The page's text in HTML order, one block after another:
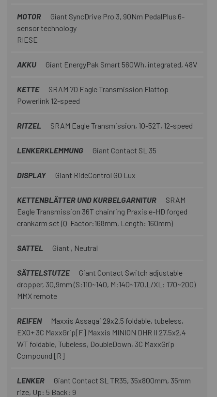
MOTOR
Giant SyncDrive Pro 3, 90Nm PedalPlus 6-
sensor technology
RIESE
AKKU Giant EnergyPak Smart 560Wh, integrated, 48V
KETTE
SRAM 70 Eagle Transmission Flattop
Powerlink 12-speed
RITZEL SRAM Eagle Transmission, 10-52T, 12-speed
LENKERKLEMMUNG Giant Contact SL 35
DISPLAY Giant RideControl GO Lux
KETTENBLÄTTER UND KURBELGARNITUR
SRAM
Eagle Transmission 36T chainring Praxis e-HD forged
crankarm set (Q-Factor:168mm, Length: 160mm)
SATTEL Giant , Neutral
SÄTTELSTUTZE
Giant Contact Switch adjustable
dropper, 30,9mm (S:110~140, M:140~170,L/XL: 170~200)
MMX remote
REIFEN
Maxxis Assagai 29x2.5 foldable, tubeless,
EXO+ 3C MaxxGrip[F] Maxxis MINION DHR II 27.5x2.4
WT foldable, Tubeless, DoubleDown, 3C MaxxGrip
Compound [R]
LENKER
Giant Contact SL TR35, 35x800mm, 35mm
rize, Up: 5 Back: 9